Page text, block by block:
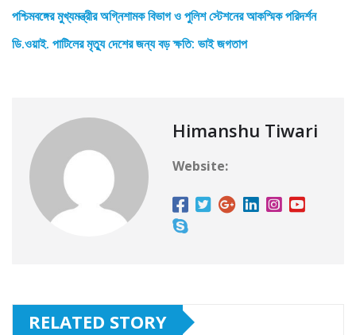
পশ্চিমবঙ্গের মুখ্যমন্ত্রীর অগ্নিশামক বিভাগ ও পুলিশ স্টেশনের আকস্মিক পরিদর্শন
ডি.ওয়াই. পাটিলের মৃত্যু দেশের জন্য বড় ক্ষতি: ভাই জগতাপ
Himanshu Tiwari
Website:
RELATED STORY